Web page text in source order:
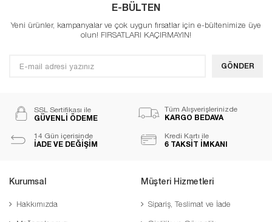
E-BÜLTEN
Yeni ürünler, kampanyalar ve çok uygun fırsatlar için e-bültenimize üye
olun! FIRSATLARI KAÇIRMAYIN!
GÖNDER
SSL Sertifikası ile
GÜVENLİ ÖDEME
Tüm Alışverişlerinizde
KARGO BEDAVA
14 Gün içerisinde
İADE VE DEĞİŞİM
Kredi Kartı ile
6 TAKSİT İMKANI
Kurumsal
Hakkımızda
Müşteri Hizmetleri
Sipariş, Teslimat ve İade